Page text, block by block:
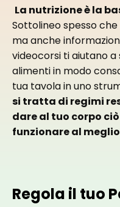
La nutrizione è la
Sottolineo spesso
ma anche
videocorsi ti aiutano
alimenti in modo
tua tavola in uno
si tratta di regimi
dare al tuo corpo
funzionare al
Regola il tuo